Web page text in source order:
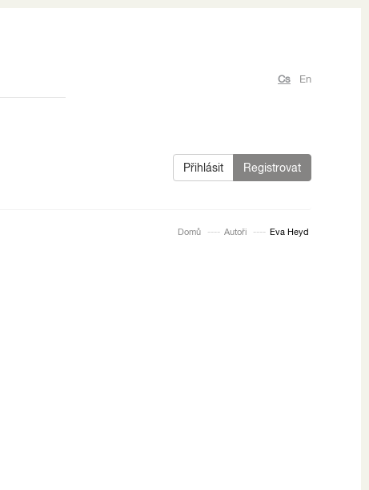
Cs En
Přihlásit Registrovat
Domů Autoři Eva Heyd